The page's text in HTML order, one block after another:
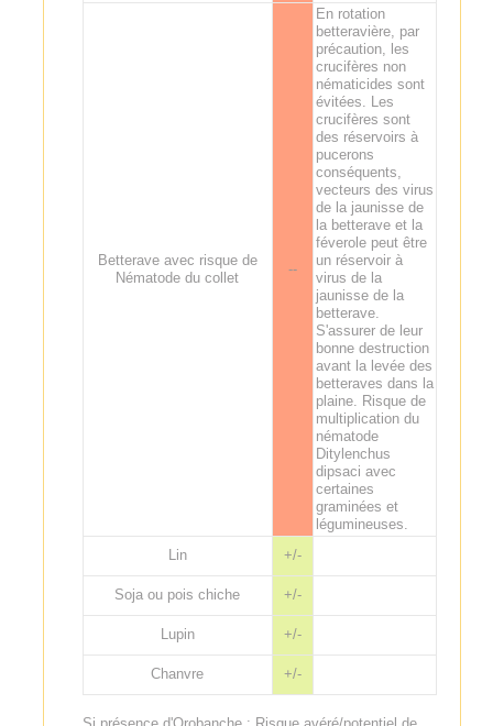
Betterave avec risque de
Nématode du collet
--
En rotation
betteravière, par
précaution, les
crucifères non
nématicides sont
évitées. Les
crucifères sont
des réservoirs à
pucerons
conséquents,
vecteurs des virus
de la jaunisse de
la betterave et la
féverole peut être
un réservoir à
virus de la
jaunisse de la
betterave.
S'assurer de leur
bonne destruction
avant la levée des
betteraves dans la
plaine. Risque de
multiplication du
nématode
Ditylenchus
dipsaci avec
certaines
graminées et
légumineuses.
Lin
+/-
Soja ou pois chiche +/-
Lupin +/-
Chanvre +/-